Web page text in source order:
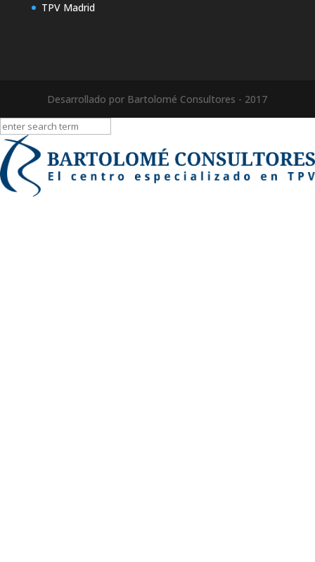
TPV Madrid
Desarrollado por Bartolomé Consultores - 2017